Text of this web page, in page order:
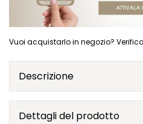
Vuoi acquistarlo in negozio?
Descrizione
Dettagli del prodotto